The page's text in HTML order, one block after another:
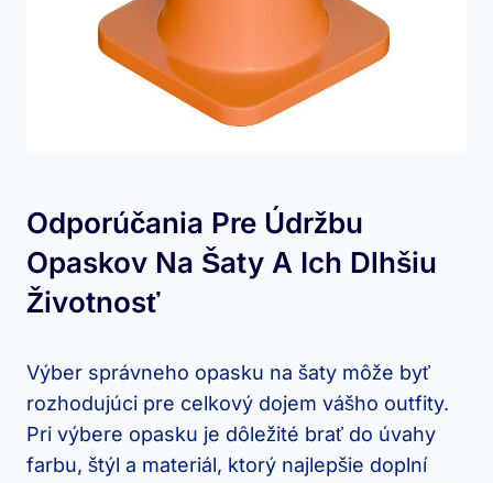
Odporúčania Pre Údržbu
Opaskov Na Šaty A Ich Dlhšiu
Životnosť
Výber správneho opasku na šaty môže byť
rozhodujúci pre celkový dojem vášho outfity.
Pri výbere opasku je dôležité brať do úvahy
farbu, štýl a materiál, ktorý najlepšie doplní